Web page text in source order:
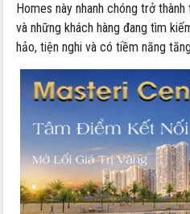
Homes này nhanh chóng trở
và những khách hàng đang tìm
hảo, tiện nghi và có tiềm năng